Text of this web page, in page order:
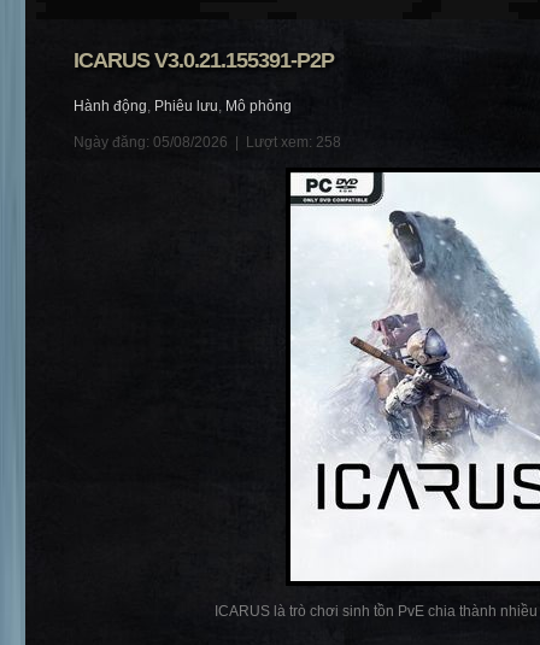
ICARUS V3.0.21.155391-P2P
Hành động, Phiêu lưu, Mô phỏng
Ngày đăng: 05/08/2026 | Lượt xem: 258
ICARUS là trò chơi sinh tồn PvE chia thành